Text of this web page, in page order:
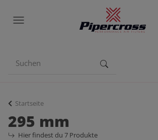
Startseite
295 mm
Hier findest du 7 Produkte